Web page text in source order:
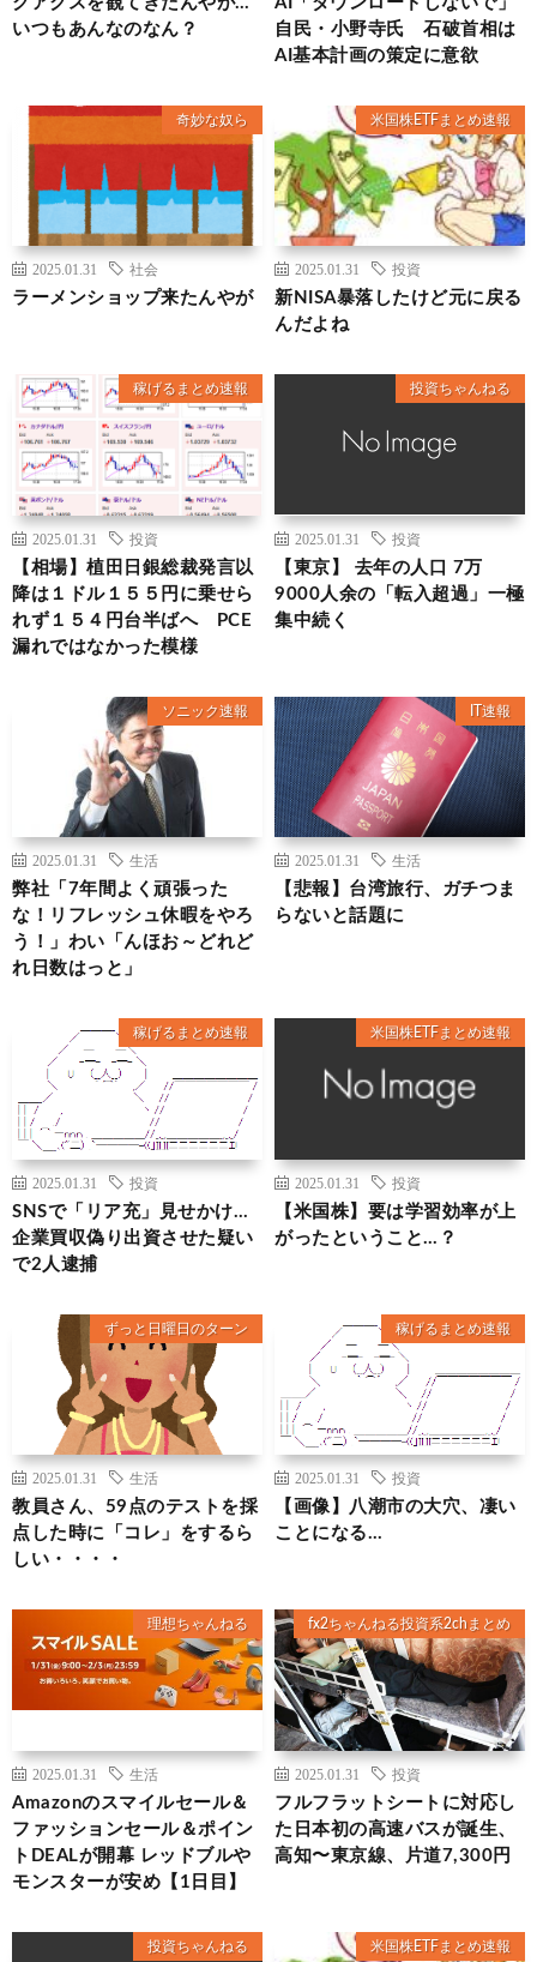
いつもあんなのなん？
自民・小野寺氏 石破首相は
AI基本計画の策定に意欲
奇妙な奴ら
2025.01.31 社会
ラーメンショップ来たんやが
米国株ETFまとめ速報
2025.01.31 投資
新NISA暴落したけど元に戻る
んだよね
稼げるまとめ速報
2025.01.31 投資
【相場】植田日銀総裁発言以
降は１ドル１５５円に乗せら
れず１５４円台半ばへ PCE
漏れではなかった模様
投資ちゃんねる
2025.01.31 投資
【東京】 去年の人口 7万
9000人余の「転入超過」一極
集中続く
ソニック速報
2025.01.31 生活
弊社「7年間よく頑張った
な！リフレッシュ休暇をやろ
う！」わい「んほお～どれど
れ日数はっと」
IT速報
2025.01.31 生活
【悲報】台湾旅行、ガチつま
らないと話題に
稼げるまとめ速報
2025.01.31 投資
SNSで「リア充」見せかけ…
企業買収偽り出資させた疑い
で2人逮捕
米国株ETFまとめ速報
2025.01.31 投資
【米国株】要は学習効率が上
がったということ…？
ずっと日曜日のターン
2025.01.31 生活
教員さん、59点のテストを採
点した時に「コレ」をするら
しい・・・・
稼げるまとめ速報
2025.01.31 投資
【画像】八潮市の大穴、凄い
ことになる…
理想ちゃんねる
2025.01.31 生活
Amazonのスマイルセール＆
ファッションセール＆ポイン
トDEALが開幕 レッドブルや
モンスターが安め【1日目】
fx2ちゃんねる投資系2chまとめ
2025.01.31 投資
フルフラットシートに対応し
た日本初の高速バスが誕生、
高知〜東京線、片道7,300円
投資ちゃんねる 米国株ETFまとめ速報